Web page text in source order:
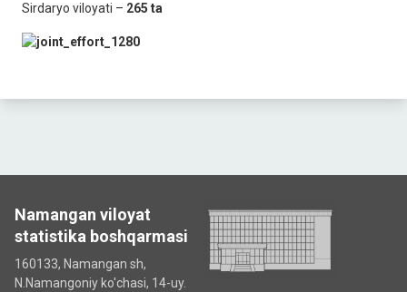
Sirdaryo viloyati – 265 ta
Namangan viloyat
statistika boshqarmasi
160133, Namangan sh,
N.Namangoniy ko'chasi, 14-uy.